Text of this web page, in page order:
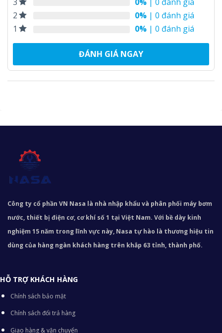
2
0% | 0 đánh giá
1
0% | 0 đánh giá
ĐÁNH GIÁ NGAY
Công ty cổ phần VN Nasa là nhà nhập khẩu và phân phối máy bơm
nước, thiết bị điện cơ, cơ khí số 1 tại Việt Nam. Với bề dày kinh
nghiệm 15 năm trong lĩnh vực này, Nasa tự hào là thương hiệu tin
dùng của hàng ngàn khách hàng trên khắp 63 tỉnh, thành phố.
HỖ TRỢ KHÁCH HÀNG
Chính sách bảo mật
Chính sách đổi trả hàng
Giao hàng & vận chuyển